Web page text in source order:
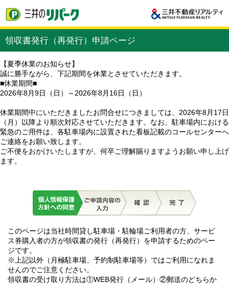
領収書発行（再発行）申請ページ
【夏季休業のお知らせ】
誠に勝手ながら、下記期間を休業とさせていただきます。
■休業期間■
2026年8月9日（日）～2026年8月16日（日）
休業期間中にいただきましたお問合せにつきましては、2026年8月17日
（月）以降より順次対応させていただきます。なお、駐車場内における
緊急のご用件は、各駐車場内に設置された看板記載のコールセンターへ
ご連絡をお願い致します。
ご不便をおかけいたしますが、何卒ご理解賜りますようお願い申し上げ
ます。
このページは当社時間貸し駐車場・駐輪場ご利用者の方、サービ
ス券購入者の方が領収書の発行（再発行）を申請するためのペー
ジです。
※上記以外（月極駐車場、予約制駐車場等）ではご利用になれま
せんのでご注意ください。
領収書の受け取り方法は①WEB発行（メール）②郵送のどちらか